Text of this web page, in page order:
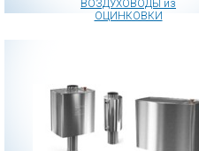
ВОЗДУХОВОДЫ из
ОЦИНКОВКИ